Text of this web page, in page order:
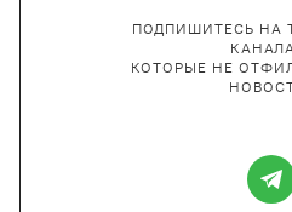
ПОДПИШИТЕСЬ НА
КОТОРЫЕ НЕ